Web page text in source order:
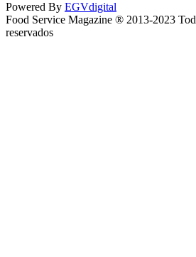
Powered By EGVdigital
Food Service Magazine ® 2013-2023
reservados